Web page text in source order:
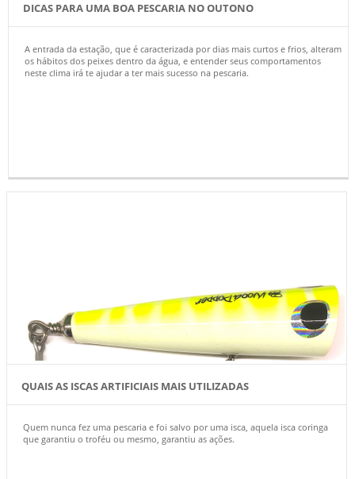
DICAS PARA UMA BOA PESCARIA NO OUTONO
A entrada da estação, que é caracterizada por dias mais curtos e frios, alteram
os hábitos dos peixes dentro da água, e entender seus comportamentos
neste clima irá te ajudar a ter mais sucesso na pescaria.
QUAIS AS ISCAS ARTIFICIAIS MAIS UTILIZADAS
Quem nunca fez uma pescaria e foi salvo por uma isca, aquela isca coringa
que garantiu o troféu ou mesmo, garantiu as ações.